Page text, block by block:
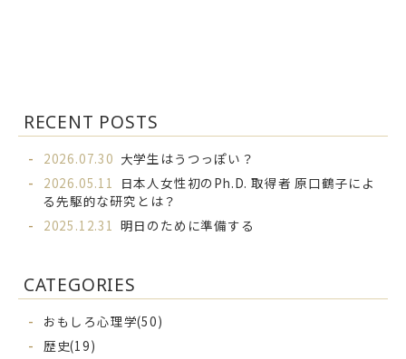
RECENT POSTS
2026.07.30 大学生はうつっぽい？
2026.05.11
日本人女性初のPh.D. 取得者 原口鶴子によ
る先駆的な研究とは？
2025.12.31 明日のために準備する
CATEGORIES
おもしろ心理学(50)
歴史(19)